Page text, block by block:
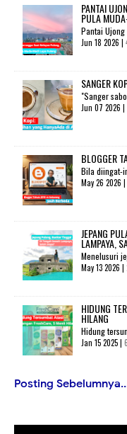
PANTAI
PULA
Pantai Ujong
Jun 18 2026 |
SANGER
"Sanger
Jun 07 2026 |
BLOGGER
Bila diingat-
May 26 2026 |
JEPANG
LAMPAYA,
Menelusuri
May 13 2026 |
HIDUNG
HILANG
Hidung
Jan 15 2025 |
Posting